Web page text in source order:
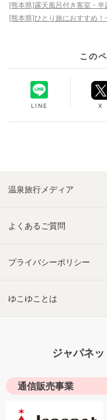
[熊本県]露天風呂付き客室・
[熊本県]ひとり旅におすすめ
この
LINE X
温泉旅行メディア
よくあるご質問
プライバシーポリシー
ゆこゆことは
ジャパネ
通信販売事業